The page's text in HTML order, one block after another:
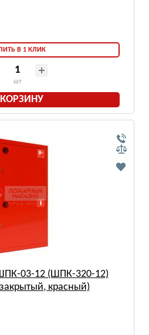
В 1 КЛИК
шт
03-12 (ШПК-320-12)
красный)